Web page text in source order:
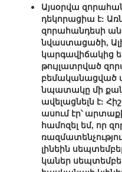
Այսօրվա
դեկորացիա է:
զորահանդեսի
նվաստացածի,
կարգավիճակից
թույլատրված
բեմականացված
նպատակը մի
ավելացնելն է:
ասում էր՝
համոզել եմ, որ
լինեին
կաներ